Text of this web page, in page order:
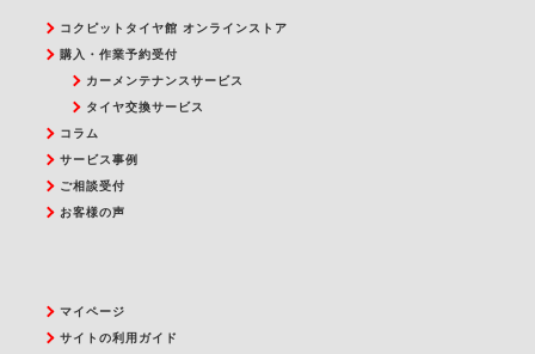
コクピットタイヤ館 オンラインストア
購入・作業予約受付
カーメンテナンスサービス
タイヤ交換サービス
コラム
サービス事例
ご相談受付
お客様の声
マイページ
サイトの利用ガイド